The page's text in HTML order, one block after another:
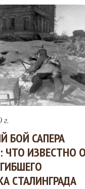
г.
БОЙ САПЕРА
ЧТО ИЗВЕСТНО
СТАЛИНГРАДА